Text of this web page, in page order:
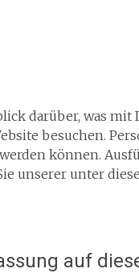
darüber, was mit
besuchen.
können.
unserer unter
auf